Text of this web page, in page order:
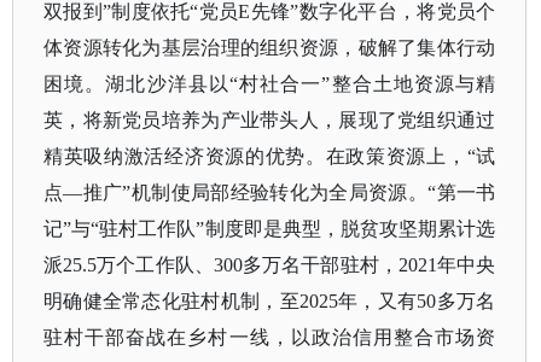
双报到”制度依托“党员E先锋”数字化平台，将党员个
体资源转化为基层治理的组织资源，破解了集体行动
困境。湖北沙洋县以“村社合一”整合土地资源与精
英，将新党员培养为产业带头人，展现了党组织通过
精英吸纳激活经济资源的优势。在政策资源上，“试
点—推广”机制使局部经验转化为全局资源。“第一书
记”与“驻村工作队”制度即是典型，脱贫攻坚期累计选
派25.5万个工作队、300多万名干部驻村，2021年中央
明确健全常态化驻村机制，至2025年，又有50多万名
驻村干部奋战在乡村一线，以政治信用整合市场资